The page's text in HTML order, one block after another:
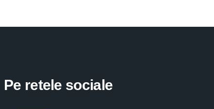
Pe retele sociale